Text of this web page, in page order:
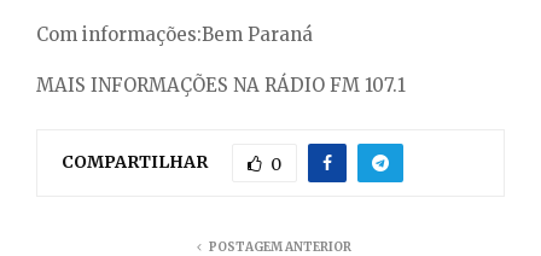
Com informações:Bem Paraná
MAIS INFORMAÇÕES NA RÁDIO FM 107.1
COMPARTILHAR 0
POSTAGEM ANTERIOR